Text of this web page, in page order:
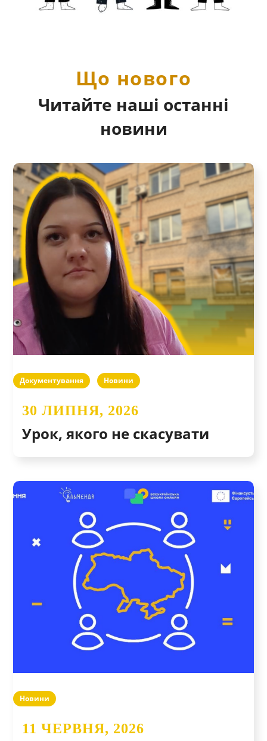
Що нового
Читайте наші останні
новини
Документування Новини
30 ЛИПНЯ, 2026
Урок, якого не скасувати
Новини
11 ЧЕРВНЯ, 2026